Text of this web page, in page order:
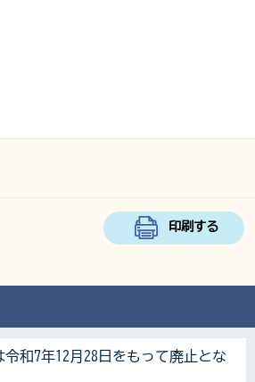
印刷する
和7年12月28日をもって廃止とな